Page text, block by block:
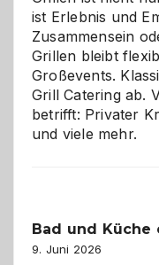
ist Erlebnis und
Zusammensein
Grillen bleibt
Großevents.
Grill Catering ab.
betrifft: Privater
und viele mehr.
Bad und Küche
9. Juni 2026